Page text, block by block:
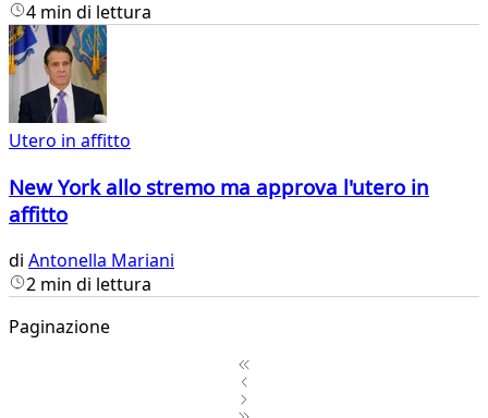
4 min di lettura
Utero in affitto
New York allo stremo ma approva l'utero in
affitto
di Antonella Mariani
2 min di lettura
Paginazione